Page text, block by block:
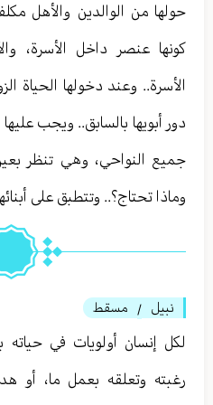
حولها من الوالدين والأهل
كونها عنصر داخل الأسرة،
الأسرة.. وعند دخولها الحياة
دور أبويها بالسابق.. ويجب
جميع النواحي، وهي تنظر بعين
وماذا تحتاج؟.. وتتطبق على
نبيل / مسقط
لكل إنسان أولويات في
رغبته وتعلقه بعمل ما، أو